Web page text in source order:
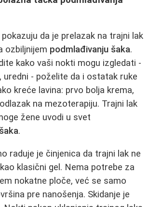
da je prelazak na trajni lak
ozbiljnijem podmlađivanju šaka.
kako vaši nokti mogu izgledati -
uredni - poželite da i ostatak ruke
kreće lavina: prvo bolja krema,
na mezoterapiju. Trajni lak
žene uvodi u svet
.
raduje je činjenica da trajni lak ne
klasični gel. Nema potrebe za
nokatne ploče, već se samo
pre nanošenja. Skidanje je